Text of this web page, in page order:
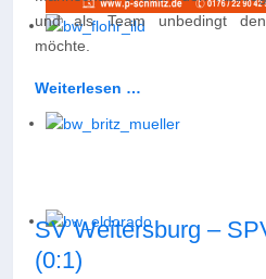
und als Team unbedingt
möchte.
Weiterlesen …
SV Weitersburg –
(0:1)